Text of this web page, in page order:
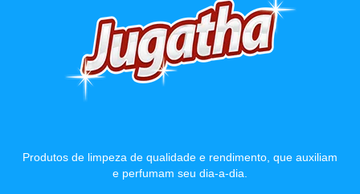
Produtos de limpeza de qualidade e rendimento, que auxiliam
e perfumam seu dia-a-dia.